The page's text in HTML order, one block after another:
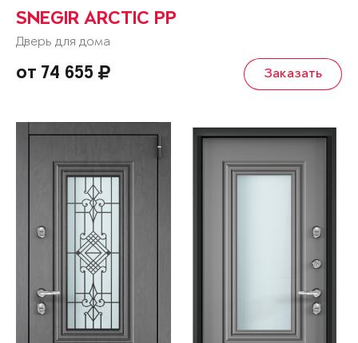
SNEGIR ARCTIC PP
Дверь для дома
от 74 655 Заказать